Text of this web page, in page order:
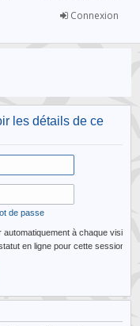
Connexion
les détails de ce
de passe
à chaque visite
en ligne pour cette session